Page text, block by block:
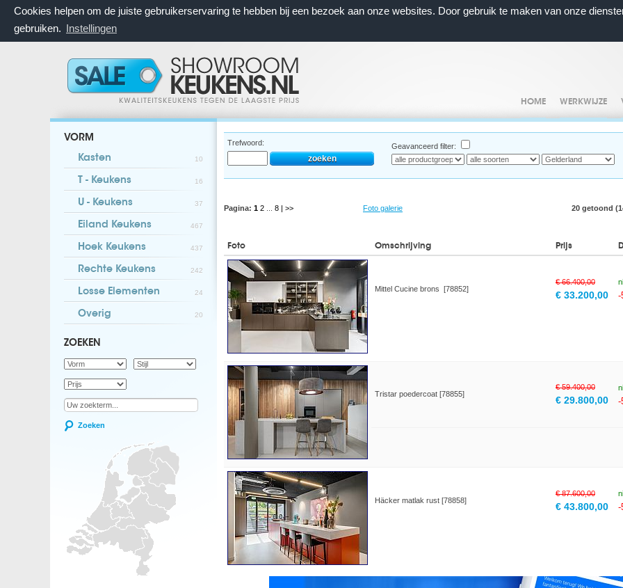
Cookies helpen om de juiste gebruikerservaring te hebben bij een bezoek aan onze websites. Door gebruik te maken van onze
gebruiken. Instellingen
HOME WERKWIJZE
VORM
Kasten 10
T - Keukens 16
U - Keukens 37
Eiland Keukens 467
Hoek Keukens 437
Rechte Keukens 242
Losse Elementen 24
Overig 20
ZOEKEN
Zoeken
Trefwoord: Geavanceerd filter:
Pagina: 1 2 8 | >> Foto galerie 20 getoond
Foto Omschrijving Prijs
Mittel Cucine brons [78852]
€ 66.400,00
€ 33.200,00 -
Tristar poedercoat [78855]
€ 59.400,00
€ 29.800,00 -
Häcker matlak rust [78858]
€ 87.600,00
€ 43.800,00 -